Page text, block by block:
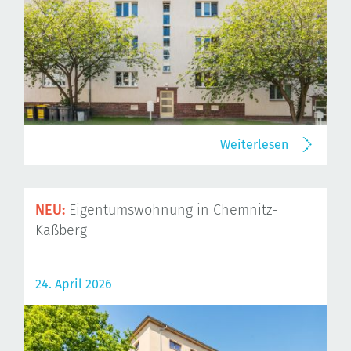
Weiterlesen
NEU: Eigentumswohnung in Chemnitz-
Kaßberg
24. April 2026